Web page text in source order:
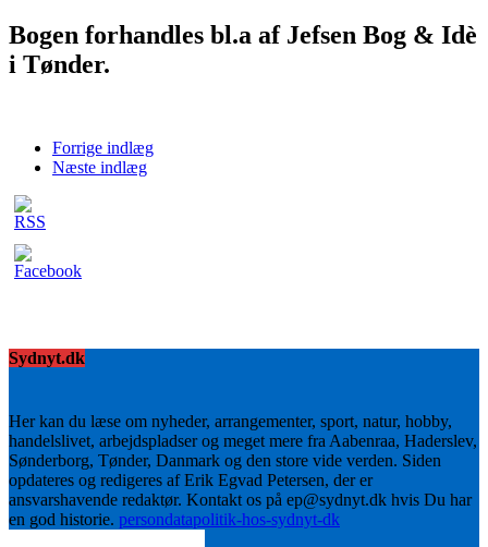
Bogen forhandles bl.a af Jefsen Bog & Idè
i Tønder.
Forrige indlæg
Næste indlæg
Sydnyt.dk
Her kan du læse om nyheder, arrangementer, sport, natur, hobby,
handelslivet, arbejdspladser og meget mere fra Aabenraa, Haderslev,
Sønderborg, Tønder, Danmark og den store vide verden. Siden
opdateres og redigeres af Erik Egvad Petersen, der er
ansvarshavende redaktør. Kontakt os på ep@sydnyt.dk hvis Du har
en god historie. persondatapolitik-hos-sydnyt-dk